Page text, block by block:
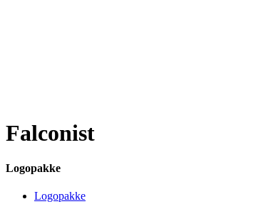
Falconist
Logopakke
Logopakke